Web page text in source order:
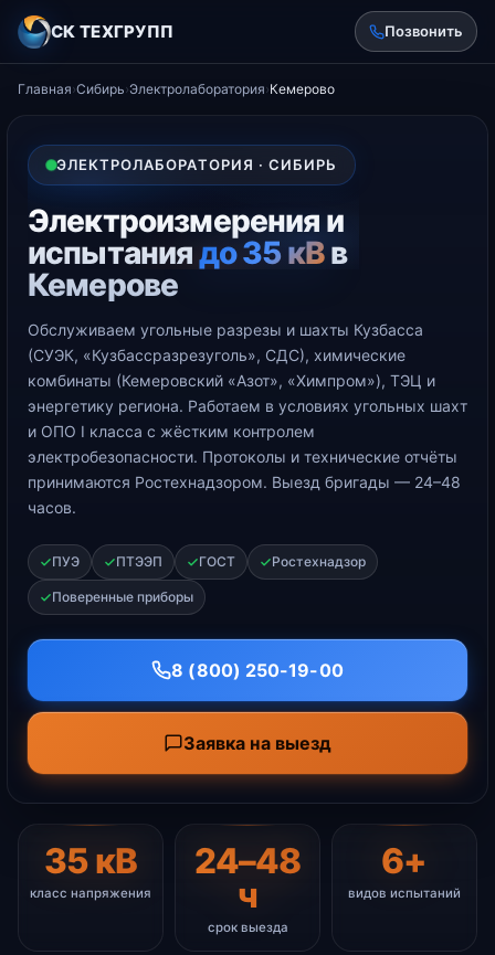
СК ТЕХГРУПП Позвонить
Главная›Сибирь›Электролаборатория›Кемерово
ЭЛЕКТРОЛАБОРАТОРИЯ · СИБИРЬ
Электроизмерения и
испытаниядо 35 кВв
Кемерове
Обслуживаем угольные разрезы и шахты Кузбасса
(СУЭК, «Кузбассразрезуголь», СДС), химические
комбинаты (Кемеровский «Азот», «Химпром»), ТЭЦ и
энергетику региона. Работаем в условиях угольных шахт
и ОПО I класса с жёстким контролем
электробезопасности. Протоколы и технические отчёты
принимаются Ростехнадзором. Выезд бригады — 24–48
часов.
ПУЭ ПТЭЭП ГОСТ Ростехнадзор
Поверенные приборы
8 (800) 250-19-00
Заявка на выезд
35 кВ
класс напряжения
24–48
ч
срок выезда
6+
видов испытаний